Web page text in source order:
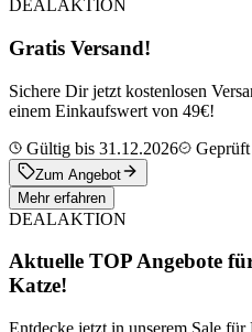
DEALAKTION
Gratis Versand!
Sichere Dir jetzt kostenlosen
einem Einkaufswert von 49€!
Gültig bis 31.12.2026
Geprüft
Zum Angebot
Mehr erfahren
DEALAKTION
Aktuelle TOP Angebote
Katze!